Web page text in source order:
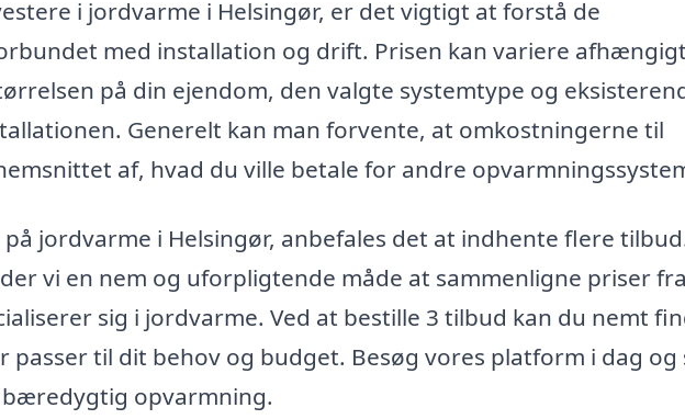
i jordvarme i Helsingør, er det vigtigt at forstå de
med installation og drift. Prisen kan variere
på din ejendom, den valgte systemtype og
Generelt kan man forvente, at omkostningerne til
af, hvad du ville betale for andre
jordvarme i Helsingør, anbefales det at indhente flere
vi en nem og uforpligtende måde at sammenligne priser fra
sig i jordvarme. Ved at bestille 3 tilbud kan du nemt
passer til dit behov og budget. Besøg vores platform i dag
opvarmning.